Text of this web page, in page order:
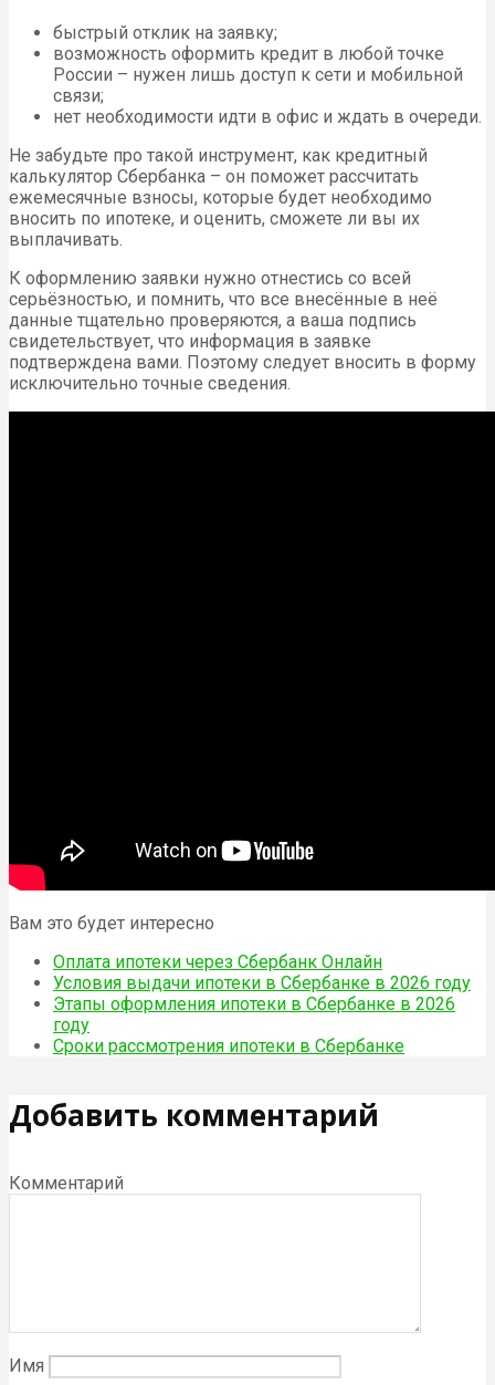
быстрый отклик на заявку;
возможность оформить кредит в любой точке
России – нужен лишь доступ к сети и мобильной
связи;
нет необходимости идти в офис и ждать в очереди.
Не забудьте про такой инструмент, как кредитный
калькулятор Сбербанка – он поможет рассчитать
ежемесячные взносы, которые будет необходимо
вносить по ипотеке, и оценить, сможете ли вы их
выплачивать.
К оформлению заявки нужно отнестись со всей
серьёзностью, и помнить, что все внесённые в неё
данные тщательно проверяются, а ваша подпись
свидетельствует, что информация в заявке
подтверждена вами. Поэтому следует вносить в форму
исключительно точные сведения.
Вам это будет интересно
Оплата ипотеки через Сбербанк Онлайн
Условия выдачи ипотеки в Сбербанке в 2026 году
Этапы оформления ипотеки в Сбербанке в 2026
году
Сроки рассмотрения ипотеки в Сбербанке
Добавить комментарий
Комментарий
Имя